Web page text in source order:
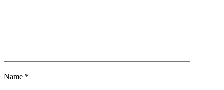
Name *